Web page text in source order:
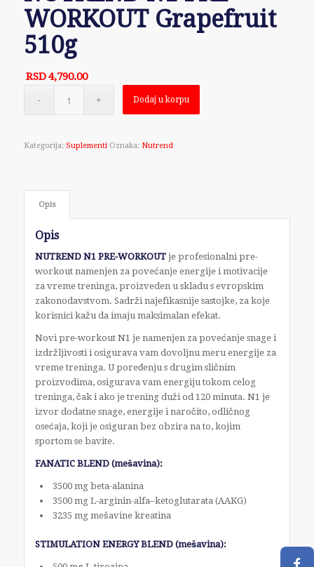
WORKOUT Grapefruit
510g
RSD4,790.00
Dodaj u korpu
Kategorija: Suplementi Oznaka: Nutrend
Opis
Opis
NUTREND N1 PRE-WORKOUT je profesionalni pre-
workout namenjen za povećanje energije i motivacije
za vreme treninga, proizveden u skladu s evropskim
zakonodavstvom. Sadrži najefikasnije sastojke, za koje
korisnici kažu da imaju maksimalan efekat.
Novi pre-workout N1 je namenjen za povećanje snage i
izdržljivosti i osigurava vam dovoljnu meru energije za
vreme treninga. U poređenju s drugim sličnim
proizvodima, osigurava vam energiju tokom celog
treninga, čak i ako je trening duži od 120 minuta. N1 je
izvor dodatne snage, energije i naročito, odličnog
osećaja, koji je osiguran bez obzira na to, kojim
sportom se bavite.
FANATIC BLEND (mešavina):
3500 mg beta-alanina
3500 mg L-arginin-alfa–ketoglutarata (AAKG)
3235 mg mešavine kreatina
STIMULATION ENERGY BLEND (mešavina):